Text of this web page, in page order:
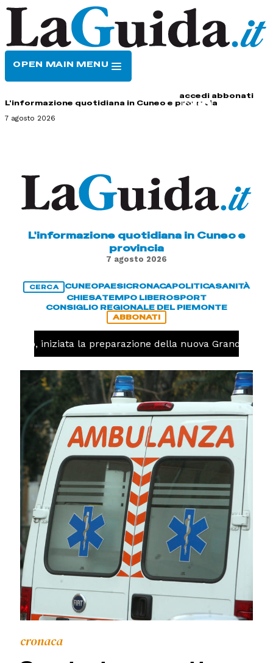
OPEN MAIN MENU
accedi abbonati
L'informazione quotidiana in Cuneo e provincia
7 agosto 2026
L'informazione quotidiana in Cuneo e
provincia
7 agosto 2026
CERCA CUNEOPAESICRONACAPOLITICASANITÀ
CHIESATEMPO LIBEROSPORT
CONSIGLIO REGIONALE DEL PIEMONTE
ABBONATI
iniziata la preparazione della nuova Granda Volley
cronaca